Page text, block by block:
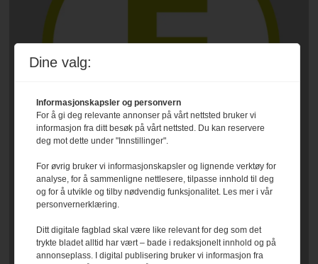
Dine valg:
Informasjonskapsler og personvern
For å gi deg relevante annonser på vårt nettsted bruker vi
informasjon fra ditt besøk på vårt nettsted. Du kan reservere
deg mot dette under "Innstillinger".
For øvrig bruker vi informasjonskapsler og lignende verktøy for
analyse, for å sammenligne nettlesere, tilpasse innhold til deg
og for å utvikle og tilby nødvendig funksjonalitet. Les mer i vår
personvernerklæring.
Ditt digitale fagblad skal være like relevant for deg som det
trykte bladet alltid har vært – bade i redaksjonelt innhold og på
annonseplass. I digital publisering bruker vi informasjon fra